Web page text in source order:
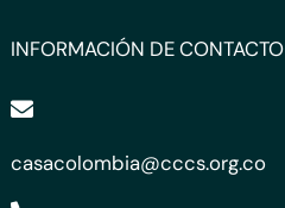
INFORMACIÓN DE CONTACTO
casacolombia@cccs.org.co